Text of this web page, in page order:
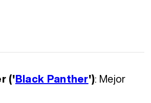
('Black Panther'): Mejor